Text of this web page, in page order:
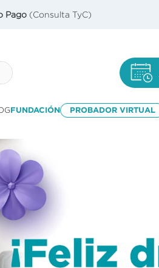
Pago (Consulta TyC)
FUNDACIÓN PROBADOR VIRTUAL